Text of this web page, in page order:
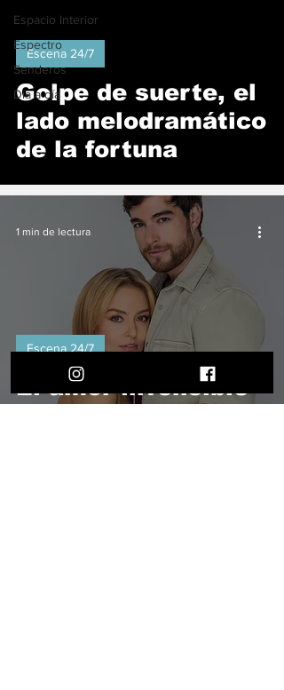
Espacio Interior
Espectro
Senderos
Día a día
Golpe de suerte, el
lado melodramático
de la fortuna
Escena 24/7
El amor invencible
Escena 24/7
1 min de lectura